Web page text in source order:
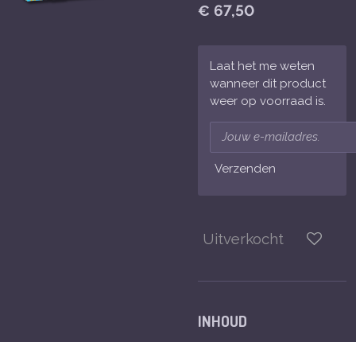
€ 67,50
Laat het me weten
wanneer dit product
weer op voorraad is.
Verzenden
Uitverkocht
INHOUD